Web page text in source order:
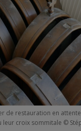
de restauration en
leur croix sommitale ©